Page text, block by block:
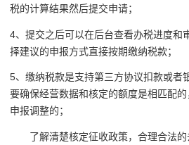
税的计算结果然后提交申请；
4、提交之后可以在后台查看办税进度和
择建议的申报方式直接按期缴纳税款；
5、缴纳税款是支持第三方协议扣款或者
要确保经营数据和核定的额度是相匹配
申报调整的；
了解清楚核定征收政策，合理合法的